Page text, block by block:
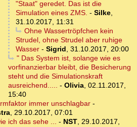
"Staat" geredet. Das ist die
Simulation eines ZMS. - Silke,
31.10.2017, 11:31
Ohne Wassertröpfchen kein
Strudel, ohne Strudel aber ruhige
Wasser - Sigrid, 31.10.2017, 20:00
" Das System ist, solange wie es
vorfinanzierbar bleibt, die Besicherung
steht und die Simulationskraft
ausreichend..... - Olivia, 02.11.2017,
15:40
immer unschlagbar-
, 29.10.2017, 07:01
ich das sehe ... - NST, 29.10.2017,